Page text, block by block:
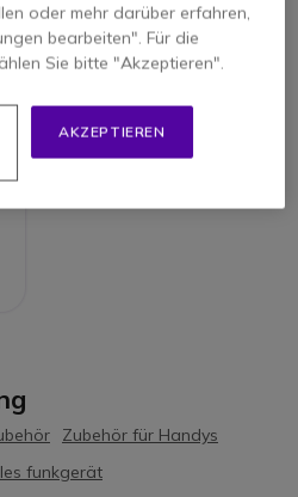
Zubehör für Handys
funkgerät
oder mehr darüber erfahren,
bearbeiten". Für die
Sie bitte "Akzeptieren".
AKZEPTIEREN